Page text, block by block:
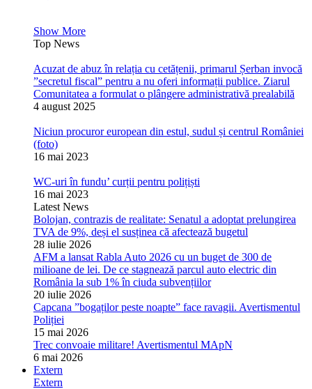
Show More
Top News
Acuzat de abuz în relația cu cetățenii, primarul Șerban invocă
”secretul fiscal” pentru a nu oferi informații publice. Ziarul
Comunitatea a formulat o plângere administrativă prealabilă
4 august 2025
Niciun procuror european din estul, sudul și centrul României
(foto)
16 mai 2023
WC-uri în fundu’ curții pentru polițiști
16 mai 2023
Latest News
Bolojan, contrazis de realitate: Senatul a adoptat prelungirea
TVA de 9%, deși el susținea că afectează bugetul
28 iulie 2026
AFM a lansat Rabla Auto 2026 cu un buget de 300 de
milioane de lei. De ce stagnează parcul auto electric din
România la sub 1% în ciuda subvențiilor
20 iulie 2026
Capcana ”bogaților peste noapte” face ravagii. Avertismentul
Poliției
15 mai 2026
Trec convoaie militare! Avertismentul MApN
6 mai 2026
Extern
Extern